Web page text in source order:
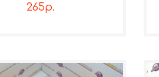
265р.